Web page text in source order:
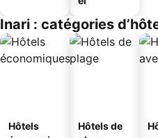
Inari : catégories
Hôtels
Hôtels de